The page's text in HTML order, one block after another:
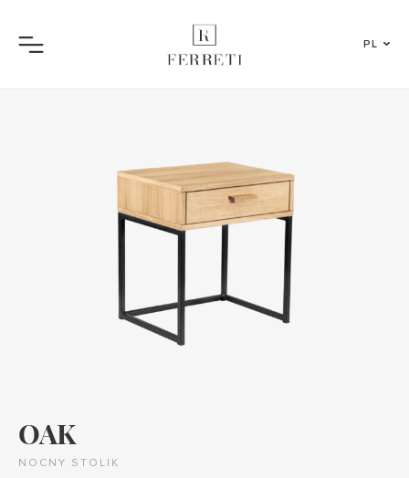
Menu
PL
OAK
NOCNY STOLIK